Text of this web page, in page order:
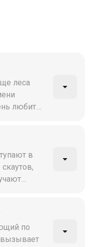
леса
любит
всех
в
Вспыш
по